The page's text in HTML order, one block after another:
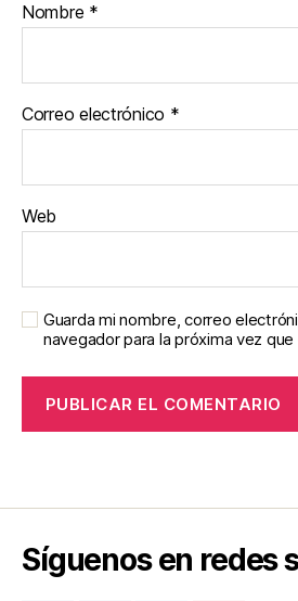
Nombre *
Correo electrónico *
Web
Guarda mi nombre, correo
navegador para la próxima vez
Síguenos en redes